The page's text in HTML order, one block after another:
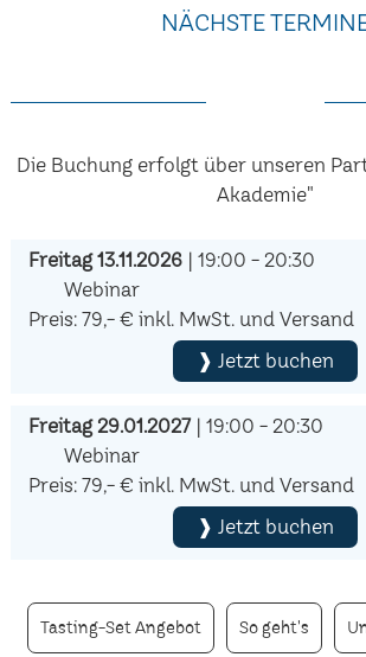
NÄCHSTE
Die Buchung erfolgt über unseren
Akademie"
Freitag 13.11.2026| 19:00 - 20:30
Webinar
Preis: 79,- € inkl. MwSt. und Versand
❱ Jetzt buchen
Freitag 29.01.2027| 19:00 - 20:30
Webinar
Preis: 79,- € inkl. MwSt. und Versand
❱ Jetzt buchen
Tasting-Set Angebot So geht's